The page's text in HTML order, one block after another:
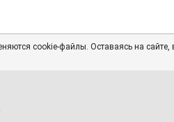
cookie-файлы. Оставаясь на сайте,